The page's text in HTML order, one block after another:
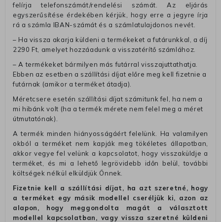
felírja telefonszámát/rendelési számát. Az eljárás
egyszerűsítése érdekében kérjük, hogy erre a jegyre írja
rá a számla IBAN-számát és a számlatulajdonos nevét.
– Ha vissza akarja küldeni a termékeket a futárunkkal, a díj
2290 Ft, amelyet hozzáadunk a visszatérítő számlához.
– A termékeket bármilyen más futárral visszajuttathatja.
Ebben az esetben a szállítási díjat előre meg kell fizetnie a
futárnak (amikor a terméket átadja).
Méretcsere esetén szállítási díjat számitunk fel, ha nem a
mi hibánk volt (ha a termék mérete nem felel meg a méret
útmutatónak).
A termék minden hiányosságáért felelünk. Ha valamilyen
okból a terméket nem kapják meg tökéletes állapotban,
akkor vegye fel velünk a kapcsolatot, hogy visszaküldje a
terméket, és mi a lehető legrövidebb időn belül, további
költségek nélkül elküldjük Önnek.
Fizetnie kell a szállítási díjat, ha azt szeretné, hogy
a terméket egy másik modellel cseréljük ki, azon az
alapon, hogy meggondolta magát a választott
modellel kapcsolatban, vagy vissza szeretné küldeni